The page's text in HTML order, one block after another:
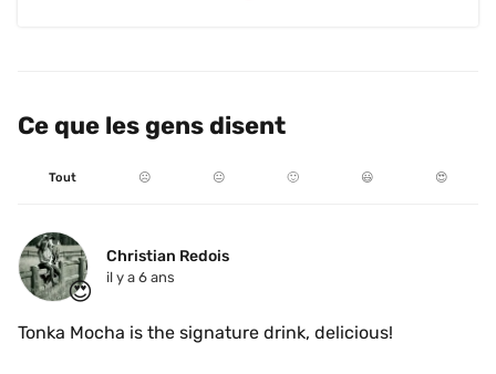
Ce que les gens disent
Tout ☹️ 😐 🙂 😃 😍
😍
Christian Redois
il y a 6 ans
Tonka Mocha is the signature drink, delicious!